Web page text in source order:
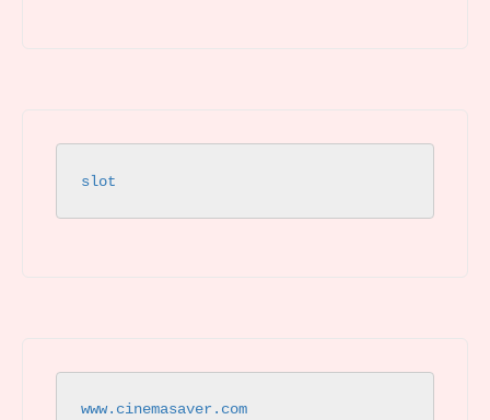
slot
www.cinemasaver.com